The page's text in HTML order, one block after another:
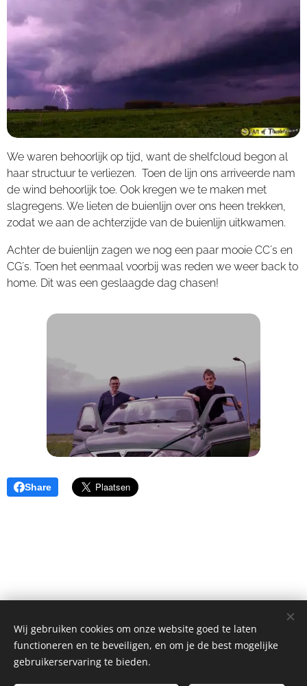
We waren behoorlijk op tijd, want de shelfcloud begon al
haar structuur te verliezen. Toen de lijn ons arriveerde nam
de wind behoorlijk toe. Ook kregen we te maken met
slagregens. We lieten de buienlijn over ons heen trekken,
zodat we aan de achterzijde van de buienlijn uitkwamen.
Achter de buienlijn zagen we nog een paar mooie CC´s en
CG´s. Toen het eenmaal voorbij was reden we weer back to
home. Dit was een geslaagde dag chasen!
Share
copyright Art of Thunders
Wij gebruiken cookies om onze website goed te laten
functioneren en te beveiligen, en om je de best mogelijke
gebruikerservaring te bieden.